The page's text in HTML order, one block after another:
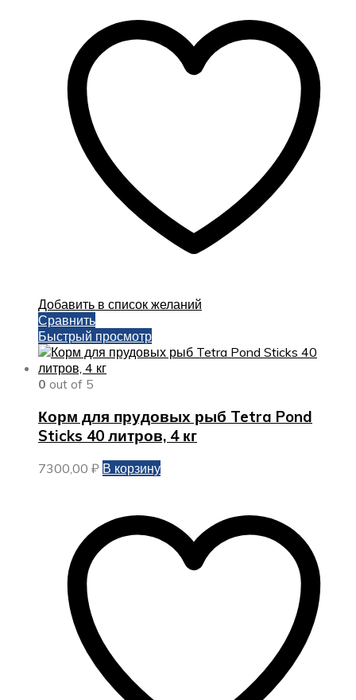
Добавить в список желаний
Сравнить
Быстрый просмотр
0 out of 5
Корм для прудовых рыб Tetra Pond
Sticks 40 литров, 4 кг
7300,00 ₽ В корзину